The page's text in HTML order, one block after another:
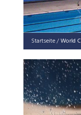
Startseite/World